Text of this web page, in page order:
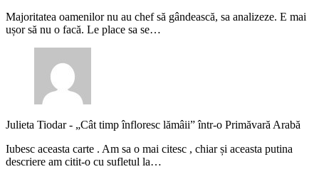
Majoritatea oamenilor nu au chef să gândească, sa analizeze. E mai
ușor să nu o facă. Le place sa se…
Julieta Tiodar- „Cât timp înfloresc lămâii” într-o Primăvară Arabă
Iubesc aceasta carte . Am sa o mai citesc , chiar și aceasta putina
descriere am citit-o cu sufletul la…